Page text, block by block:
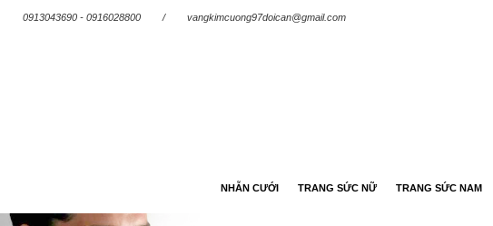
0913043690 - 0916028800 /
vangkimcuong97doican@gmail.com
NHẪN CƯỚI TRANG SỨC NỮ TRANG SỨC NAM